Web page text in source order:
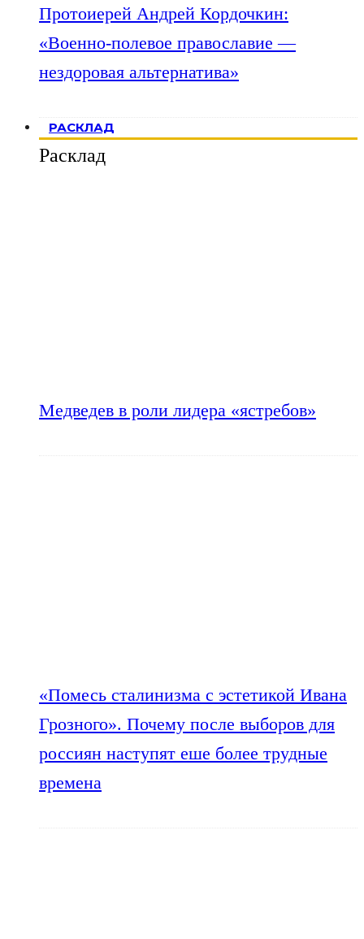
Протоиерей Андрей Кордочкин:
«Военно-полевое православие —
нездоровая альтернатива»
РАСКЛАД
Расклад
Медведев в роли лидера «ястребов»
«Помесь сталинизма с эстетикой Ивана
Грозного». Почему после выборов для
россиян наступят еше более трудные
времена